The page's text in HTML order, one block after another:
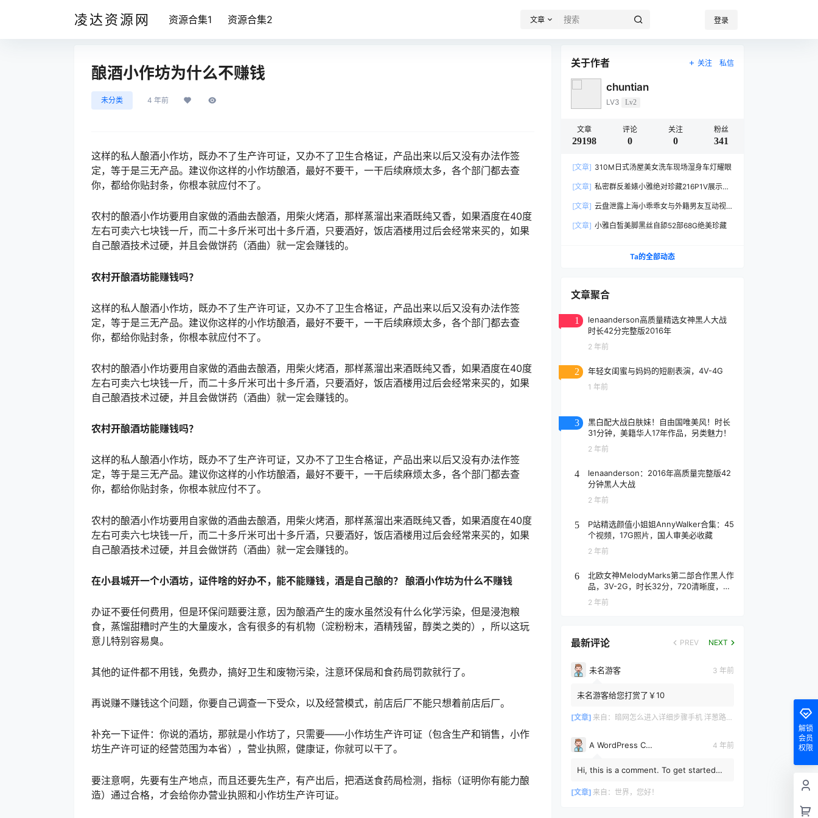
凌达资源网 资源合集1 资源合集2 文章 登录
酿酒小作坊为什么不赚钱
未分类 4 年前
这样的私人酿酒小作坊，既办不了生产许可证，又办不了卫生合格证，产品出来以后又没有办法作签
定，等于是三无产品。建议你这样的小作坊酿酒，最好不要干，一干后续麻烦太多，各个部门都去查
你，都给你贴封条，你根本就应付不了。
农村的酿酒小作坊要用自家做的酒曲去酿酒，用柴火烤酒，那样蒸溜出来酒既纯又香，如果酒度在40度
左右可卖六七块钱一斤，而二十多斤米可出十多斤酒，只要酒好，饭店酒楼用过后会经常来买的，如果
自己酿酒技术过硬，并且会做饼药（酒曲）就一定会赚钱的。
农村开酿酒坊能赚钱吗？
这样的私人酿酒小作坊，既办不了生产许可证，又办不了卫生合格证，产品出来以后又没有办法作签
定，等于是三无产品。建议你这样的小作坊酿酒，最好不要干，一干后续麻烦太多，各个部门都去查
你，都给你贴封条，你根本就应付不了。
农村的酿酒小作坊要用自家做的酒曲去酿酒，用柴火烤酒，那样蒸溜出来酒既纯又香，如果酒度在40度
左右可卖六七块钱一斤，而二十多斤米可出十多斤酒，只要酒好，饭店酒楼用过后会经常来买的，如果
自己酿酒技术过硬，并且会做饼药（酒曲）就一定会赚钱的。
农村开酿酒坊能赚钱吗？
这样的私人酿酒小作坊，既办不了生产许可证，又办不了卫生合格证，产品出来以后又没有办法作签
定，等于是三无产品。建议你这样的小作坊酿酒，最好不要干，一干后续麻烦太多，各个部门都去查
你，都给你贴封条，你根本就应付不了。
农村的酿酒小作坊要用自家做的酒曲去酿酒，用柴火烤酒，那样蒸溜出来酒既纯又香，如果酒度在40度
左右可卖六七块钱一斤，而二十多斤米可出十多斤酒，只要酒好，饭店酒楼用过后会经常来买的，如果
自己酿酒技术过硬，并且会做饼药（酒曲）就一定会赚钱的。
在小县城开一个小酒坊，证件啥的好办不，能不能赚钱，酒是自己酿的？ 酿酒小作坊为什么不赚钱
办证不要任何费用，但是环保问题要注意，因为酿酒产生的废水虽然没有什么化学污染，但是浸泡粮
食，蒸馏甜糟时产生的大量废水，含有很多的有机物（淀粉粉末，酒精残留，醇类之类的），所以这玩
意儿特别容易臭。
其他的证件都不用钱，免费办，搞好卫生和废物污染，注意环保局和食药局罚款就行了。
再说赚不赚钱这个问题，你要自己调查一下受众，以及经营模式，前店后厂不能只想着前店后厂。
补充一下证件：你说的酒坊，那就是小作坊了，只需要——小作坊生产许可证（包含生产和销售，小作
坊生产许可证的经营范围为本省），营业执照，健康证，你就可以干了。
要注意啊，先要有生产地点，而且还要先生产，有产出后，把酒送食药局检测，指标（证明你有能力酿
造）通过合格，才会给你办营业执照和小作坊生产许可证。
关于作者 关注 私信
chuntian
LV3 Lv2
文章
29198
评论
0
关注
0
粉丝
341
[文章] 310M日式汤屋美女洗车现场湿身车灯耀眼
[文章] 私密群反差婊小雅绝对珍藏216P1V展示
[文章] 云盘泄露上海小乖乖女与外籍男友互动视
[文章] 小雅白皙美脚黑丝自舔52部68G绝美珍藏
Ta的全部动态
文章聚合
1
lenaanderson高质量精选女神黑人大战
时长42分完整版2016年
2 年前
2 年轻女闺蜜与妈妈的短剧表演，4V-4G
1 年前
3
黑白配大战白肤妹！自由国唯美风！时长
31分钟，美籍华人17年作品，另类魅力！
2 年前
4
lenaanderson：2016年高质量完整版42
分钟黑人大战
2 年前
5
P站精选颜值小姐姐AnnyWalker合集：45
个视频，17G照片，国人审美必收藏
2 年前
6
北欧女神MelodyMarks第二部合作黑人作
品，3V-2G，时长32分，720清晰度，抢
先版！
2 年前
最新评论 PREV NEXT
未名游客 3 年前
未名游客给您打赏了￥10
[文章] 来自： 暗网怎么进入详细步骤手机 洋葱路由器手机使用教程
A WordPress Commenter 4 年前
Hi, this is a comment. To get started
comments, please vis...
[文章] 来自： 世界，您好！
解锁
会员
权限